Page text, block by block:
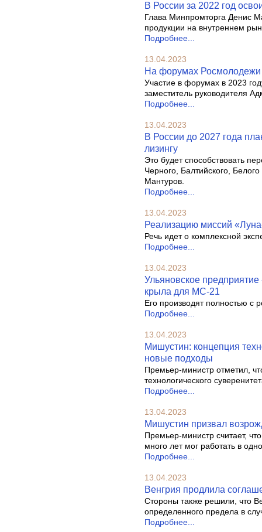
В России за 2022 год
Глава Минпромторга Денис
продукции на внутреннем
Подробнее...
13.04.2023
На форумах Росмолодежи
Участие в форумах в 2023
заместитель руководителя
Подробнее...
13.04.2023
В России до 2027 года
лизингу
Это будет способствовать
Черного, Балтийского,
Мантуров.
Подробнее...
13.04.2023
Реализацию миссий
Речь идет о комплексной
Подробнее...
13.04.2023
Ульяновское
крыла для МС-21
Его производят полностью с
Подробнее...
13.04.2023
Мишустин: концепция
новые подходы
Премьер-министр отметил,
технологического
Подробнее...
13.04.2023
Мишустин призвал
Премьер-министр считает,
много лет мог работать в
Подробнее...
13.04.2023
Венгрия продлила
Стороны также решили, что
определенного предела в
Подробнее...